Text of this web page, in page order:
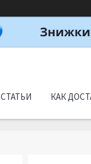
СТАТЬИ КАК